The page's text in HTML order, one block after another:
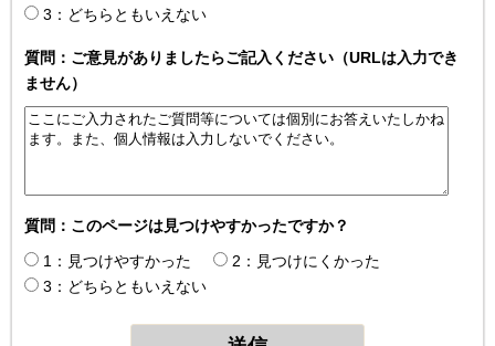
3：どちらともいえない
質問：ご意見がありましたらご記入ください（URLは入力でき
ません）
質問：このページは見つけやすかったですか？
1：見つけやすかった
2：見つけにくかった
3：どちらともいえない